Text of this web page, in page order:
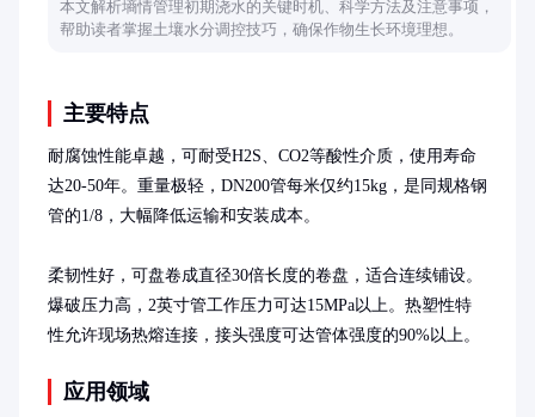
本文解析墒情管理初期浇水的关键时机、科学方法及注意事项，
帮助读者掌握土壤水分调控技巧，确保作物生长环境理想。
主要特点
耐腐蚀性能卓越，可耐受H2S、CO2等酸性介质，使用寿命
达20-50年。重量极轻，DN200管每米仅约15kg，是同规格钢
管的1/8，大幅降低运输和安装成本。
柔韧性好，可盘卷成直径30倍长度的卷盘，适合连续铺设。
爆破压力高，2英寸管工作压力可达15MPa以上。热塑性特
性允许现场热熔连接，接头强度可达管体强度的90%以上。
应用领域